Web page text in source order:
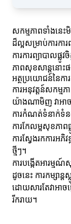
សកម្មភាពទាំងនេះ
ដ៏ល្អសម្រាប់ការកា
ការការព្យាបាលផ្លូ
ភាពសុខសាន្តនោះផ
អត្ថប្រយោជន៍នៃការ
ការអនុវត្តន៍សកម្ម
យ៉ាងណាមិញ វាអាច
ការកំណត់ទំនាក់ទំ
ការកែលម្អសុខភាព
ការស្វែងរកការអ
ថ្មីៗ។
ការបង្កើតអារម្ម
ដូចនេះ ការកម្សា
ដោយសារតែវាអាច
រីករាយ។